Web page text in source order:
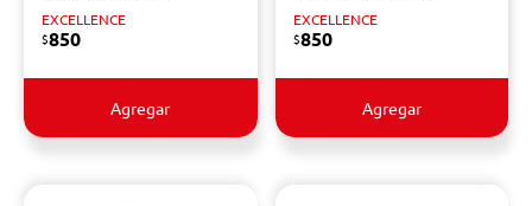
EXCELLENCE
$850
Agregar
EXCELLENCE
$850
Agregar